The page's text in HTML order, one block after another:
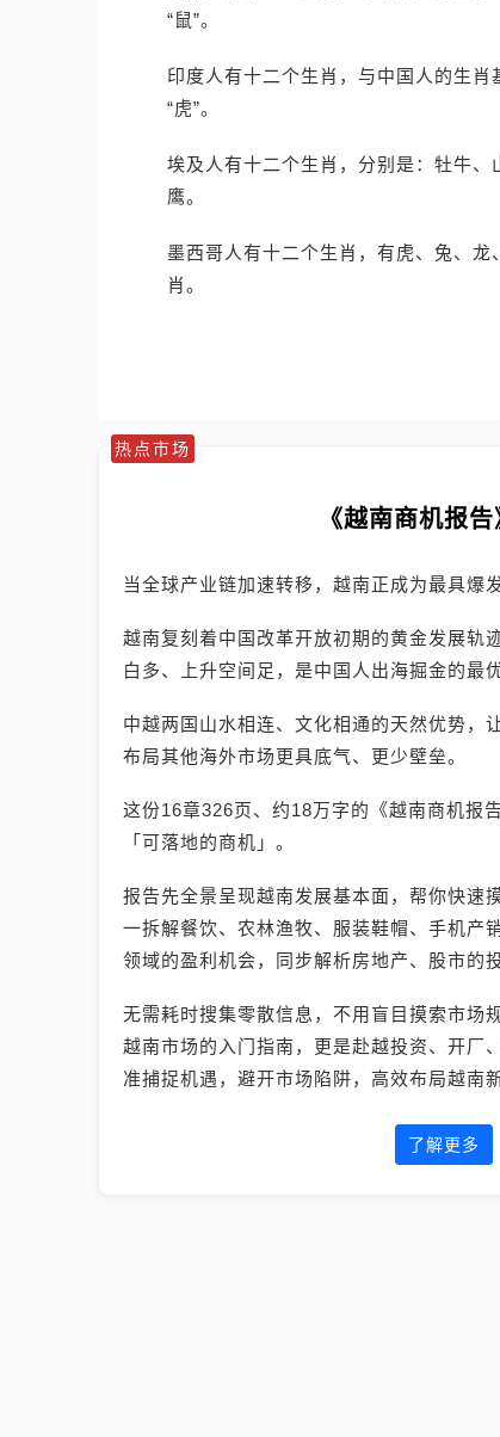
“鼠”。
印度人有十二个生肖，与中国人的生肖
“虎”。
埃及人有十二个生肖，分别是：牡牛、
鹰。
墨西哥人有十二个生肖，有虎、兔、
肖。
热点市场
《越南商机报
当全球产业链加速转移，越南正成为最具爆
越南复刻着中国改革开放初期的黄金发展轨
白多、上升空间足，是中国人出海掘金的最
中越两国山水相连、文化相通的天然优势，
布局其他海外市场更具底气、更少壁垒。
这份16章326页、约18万字的《越南商机报
「可落地的商机」。
报告先全景呈现越南发展基本面，帮你快速
一拆解餐饮、农林渔牧、服装鞋帽、手机产
领域的盈利机会，同步解析房地产、股市的
无需耗时搜集零散信息，不用盲目摸索市场
越南市场的入门指南，更是赴越投资、开厂
准捕捉机遇，避开市场陷阱，高效布局越南
了解更多